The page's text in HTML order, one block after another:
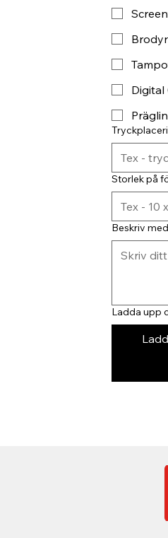
Brodyr
Digital
Storlek på
Beskriv
Ladda upp